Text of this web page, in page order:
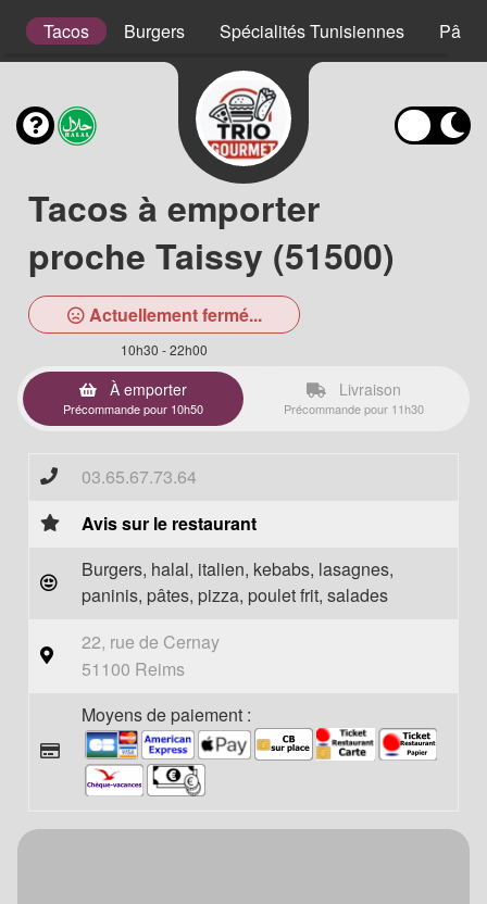
Tacos Burgers Spécialités Tunisiennes Pâtes
Tacos à emporter
proche Taissy (51500)
Actuellement fermé...
10h30 - 22h00
À emporter
Précommande pour 10h50
Livraison
Précommande pour 11h30
03.65.67.73.64
Avis sur le restaurant
Burgers, halal, italien, kebabs, lasagnes,
paninis, pâtes, pizza, poulet frit, salades
22, rue de Cernay
51100 Reims
Moyens de paiement :